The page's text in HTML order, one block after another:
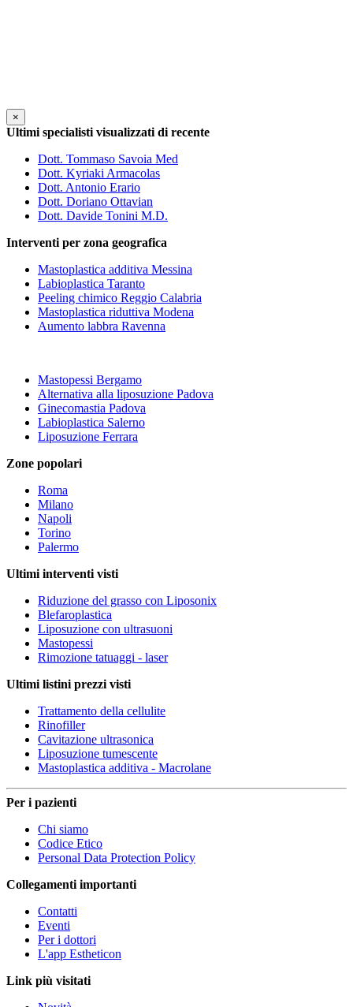
×
Ultimi specialisti visualizzati di recente
Dott. Tommaso Savoia Med
Dott. Kyriaki Armacolas
Dott. Antonio Erario
Dott. Doriano Ottavian
Dott. Davide Tonini M.D.
Interventi per zona geografica
Mastoplastica additiva Messina
Labioplastica Taranto
Peeling chimico Reggio Calabria
Mastoplastica riduttiva Modena
Aumento labbra Ravenna
Mastopessi Bergamo
Alternativa alla liposuzione Padova
Ginecomastia Padova
Labioplastica Salerno
Liposuzione Ferrara
Zone popolari
Roma
Milano
Napoli
Torino
Palermo
Ultimi interventi visti
Riduzione del grasso con Liposonix
Blefaroplastica
Liposuzione con ultrasuoni
Mastopessi
Rimozione tatuaggi - laser
Ultimi listini prezzi visti
Trattamento della cellulite
Rinofiller
Cavitazione ultrasonica
Liposuzione tumescente
Mastoplastica additiva - Macrolane
Per i pazienti
Chi siamo
Codice Etico
Personal Data Protection Policy
Collegamenti importanti
Contatti
Eventi
Per i dottori
L'app Estheticon
Link più visitati